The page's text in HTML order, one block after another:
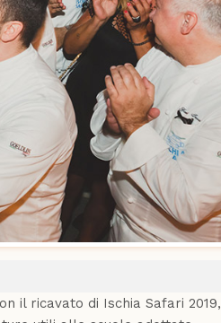
il ricavato di Ischia Safari 2019,